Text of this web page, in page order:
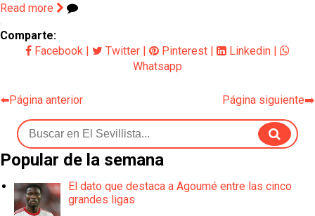
Read more
Comparte:
Facebook | Twitter | Pinterest | Linkedin |
Whatsapp
⬅️Página anterior Página siguiente➡️
Popular de la semana
El dato que destaca a Agoumé entre las cinco
grandes ligas